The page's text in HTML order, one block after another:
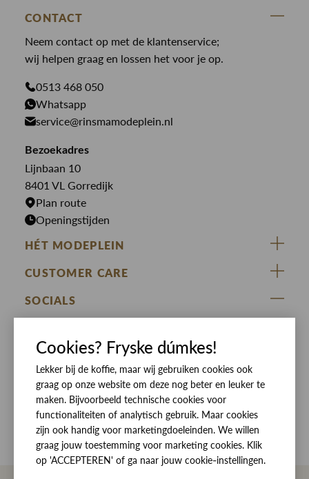
State Of Art
Paul en Shark
Genti
PME Legend
Butcher of Blue
Bekijk alle merken >
Blouses
Broeken
Gilets
Jassen
Jeans
Jurken
Rokken
Broeken
Colberts
Giftcards
Jassen
Overhemden
T-shirts
CONTACT
Neem contact op met de klantenservice;
wij helpen graag en lossen het voor je op.
0513 468 050
Whatsapp
service@rinsmamodeplein.nl
Bezoekadres
Lijnbaan 10
8401 VL Gorredijk
Plan route
Openingstijden
HÉT MODEPLEIN
ZIJ VAN RINSMA
DE HEEREN VAN RINSMA
RINSMA.CONCEPTS
Eten en drinken
Openingstijden
Werken bij RINSMA
CUSTOMER CARE
Veelgestelde vragen
Retourneren & Ruilen
Betaalmethoden
Bezorgen
Contact
Reviews
SOCIALS
Cookies? Fryske dúmkes!
Lekker bij de koffie, maar wij gebruiken cookies ook
graag op onze website om deze nog beter en leuker te
maken. Bijvoorbeeld technische cookies voor
functionaliteiten of analytisch gebruik. Maar cookies
zijn ook handig voor marketingdoeleinden. We willen
graag jouw toestemming voor marketing cookies. Klik
op 'ACCEPTEREN' of ga naar jouw cookie-instellingen.